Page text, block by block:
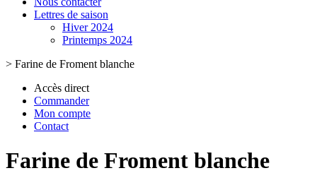
Lettres de saison
Hiver 2024
Printemps 2024
> Farine de Froment blanche
Accès direct
Commander
Mon compte
Contact
Farine de Froment blanche